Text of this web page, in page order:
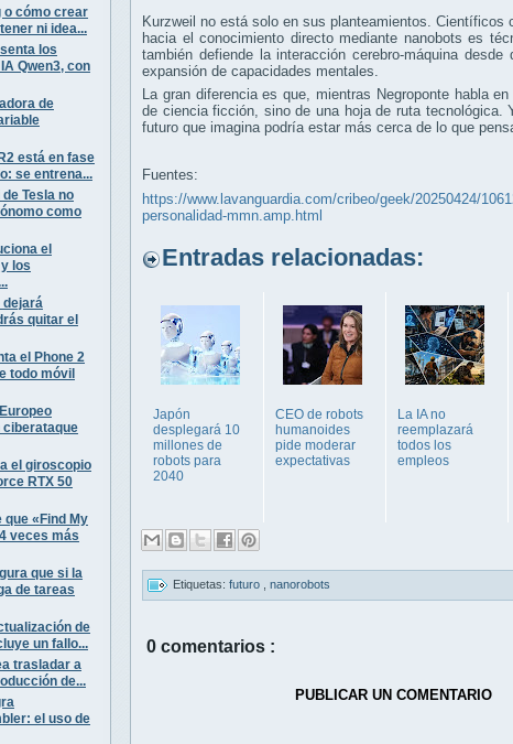
o cómo crear
ni idea...
los
Qwen3, con
de
está en fase
se entrena...
Tesla no
como
el
los
dejará
quitar el
el Phone 2
todo móvil
el giroscopio
RTX 50
que «Find My
veces más
que si la
de tareas
de
un fallo...
trasladar a
de...
el uso de
Kurzweil no está solo en sus planteamientos.
hacia el conocimiento directo mediante nanobots es
también defiende la interacción cerebro-máquina
expansión de capacidades mentales.
La gran diferencia es que, mientras Negroponte habla
de ciencia ficción, sino de una hoja de ruta tecnológica.
futuro que imagina podría estar más cerca de lo que
Fuentes:
https://www.lavanguardia.com/cribeo/geek/20250424/
personalidad-mmn.amp.html
Entradas relacionadas:
Japón
desplegará 10
millones de
robots para
2040
CEO de robots
humanoides
pide moderar
expectativas
La IA no
reemplazará
todos los
empleos
Etiquetas: futuro nanorobots
0 comentarios :
PUBLICAR UN COMENTARIO